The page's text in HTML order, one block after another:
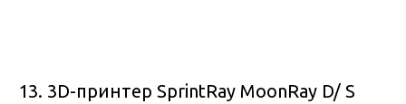
13. 3D-принтер SprintRay MoonRay D/ S